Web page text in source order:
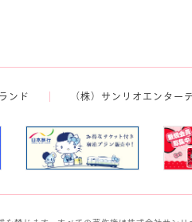
ンド （株）サンリオエンター